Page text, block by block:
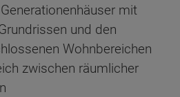
mit
und den
Wohnbereichen
zwischen räumlicher